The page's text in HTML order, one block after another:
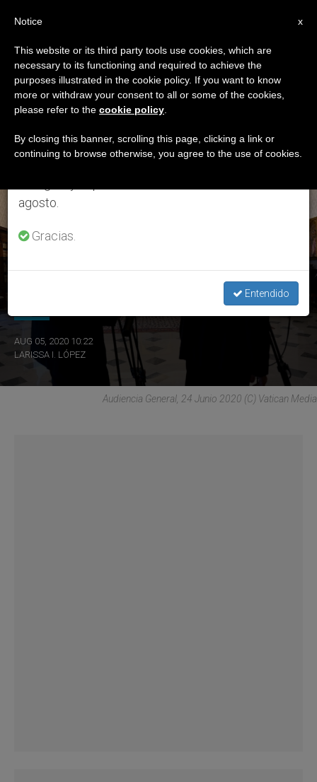
ETIQUETA
Posts Tagged
‘Cafarnaúm’
ÚLTIMAS NOTICIAS
AUG 05, 2020 10:22
LARISSA I. LÓPEZ
Audiencia General, 24 Junio 2020 (C) Vatican Media
×
Aviso importante
Del 27 de julio al 7 de agosto haremos la pausa
anual, aprovechando que en el periodo de verano
se generan menos informaciones y también el
agosto.
Gracias.
Entendido
x
Notice
This website or its third party tools use cookies, which are
necessary to its functioning and required to achieve the
purposes illustrated in the cookie policy. If you want to know
more or withdraw your consent to all or some of the cookies,
please refer to the cookie policy
By closing this banner, scrolling this page, clicking a link or
continuing to browse otherwise, you agree to the use of cookies.